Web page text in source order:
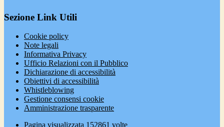
Sezione Link Utili
Cookie policy
Note legali
Informativa Privacy
Ufficio Relazioni con il Pubblico
Dichiarazione di accessibilità
Obiettivi di accessibilità
Whistleblowing
Gestione consensi cookie
Amministrazione trasparente
Pagina visualizzata 152861 volte